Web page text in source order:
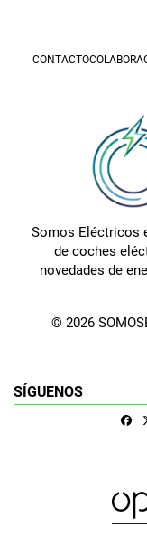
CONTACTO
Somos Eléctricos
de coches
novedades de
© 2026
SÍGUENOS